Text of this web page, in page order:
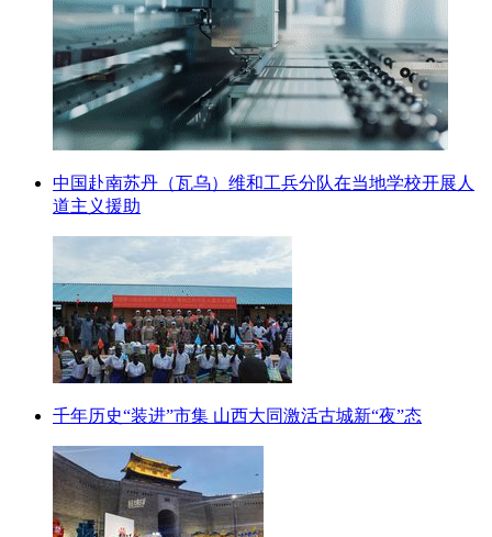
中国赴南苏丹（瓦乌）维和工兵分队在当地学校开展人
道主义援助
千年历史“装进”市集 山西大同激活古城新“夜”态